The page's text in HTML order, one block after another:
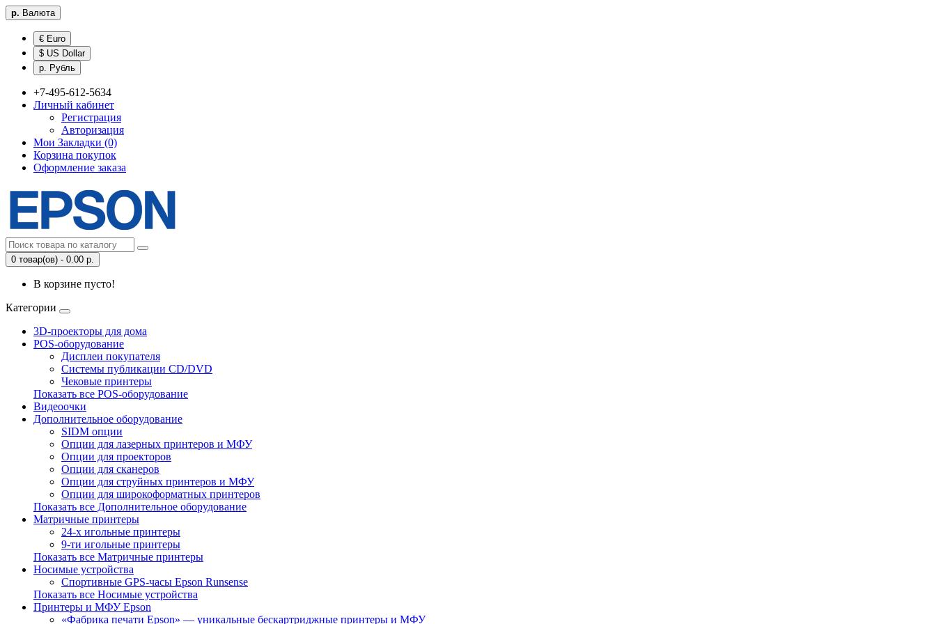
р. Валюта
€ Euro
$ US Dollar
р. Рубль
+7-495-612-5634
Личный кабинет
Регистрация
Авторизация
Мои Закладки (0)
Корзина покупок
Оформление заказа
0 товар(ов) - 0.00 р.
В корзине пусто!
Категории
3D-проекторы для дома
POS-оборудование
Дисплеи покупателя
Системы публикации CD/DVD
Чековые принтеры
Показать все POS-оборудование
Видеоочки
Дополнительное оборудование
SIDM опции
Опции для лазерных принтеров и МФУ
Опции для проекторов
Опции для сканеров
Опции для струйных принтеров и МФУ
Опции для широкоформатных принтеров
Показать все Дополнительное оборудование
Матричные принтеры
24-х игольные принтеры
9-ти игольные принтеры
Показать все Матричные принтеры
Носимые устройства
Спортивные GPS-часы Epson Runsense
Показать все Носимые устройства
Принтеры и МФУ Epson
«Фабрика печати Epson» — уникальные бескартриджные принтеры и МФУ